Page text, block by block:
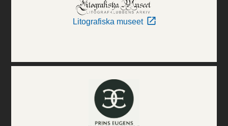
Litografiska museet